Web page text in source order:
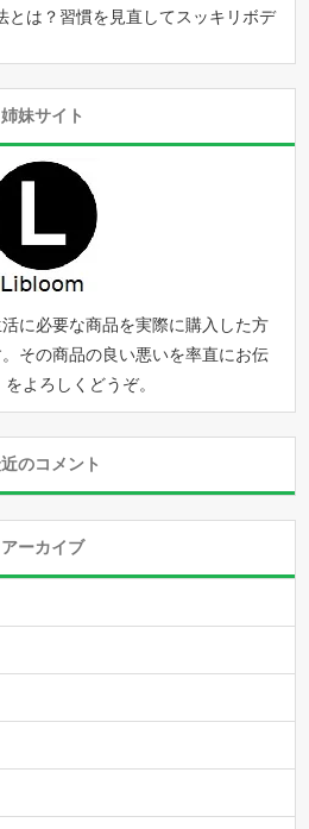
とは？習慣を見直してスッキリボデ
姉妹サイト
に必要な商品を実際に購入した方
その商品の良い悪いを率直にお伝
をよろしくどうぞ。
のコメント
アーカイブ